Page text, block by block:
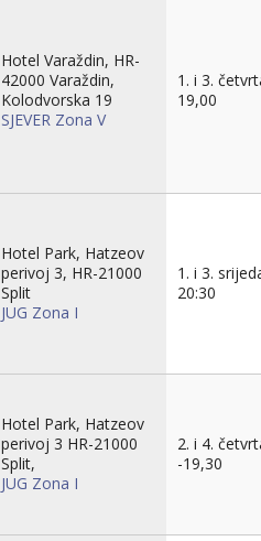
Hotel Varaždin, HR-
42000 Varaždin,
Kolodvorska 19
SJEVER Zona V
1. i 3.
19,00
Hotel Park, Hatzeov
perivoj 3, HR-21000
Split
JUG Zona I
1. i 3.
20:30
Hotel Park, Hatzeov
perivoj 3 HR-21000
Split,
JUG Zona I
2. i 4.
-19,30